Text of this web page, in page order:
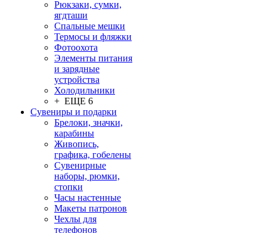
Рюкзаки, сумки,
ягдташи
Спальные мешки
Термосы и фляжки
Фотоохота
Элементы питания
и зарядные
устройства
Холодильники
+ ЕЩЕ 6
Сувениры и подарки
Брелоки, значки,
карабины
Живопись,
графика, гобелены
Сувенирные
наборы, рюмки,
стопки
Часы настенные
Макеты патронов
Чехлы для
телефонов